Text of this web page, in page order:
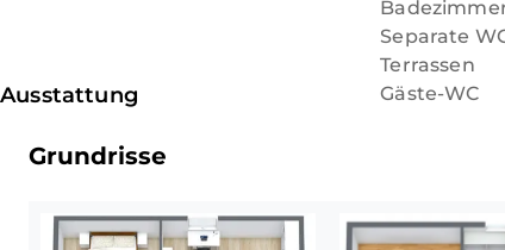
oberste Geschossdecke
*Fortsetzung: Siehe
Separate
Terrassen
Ausstattung Gäste-WC
Grundrisse